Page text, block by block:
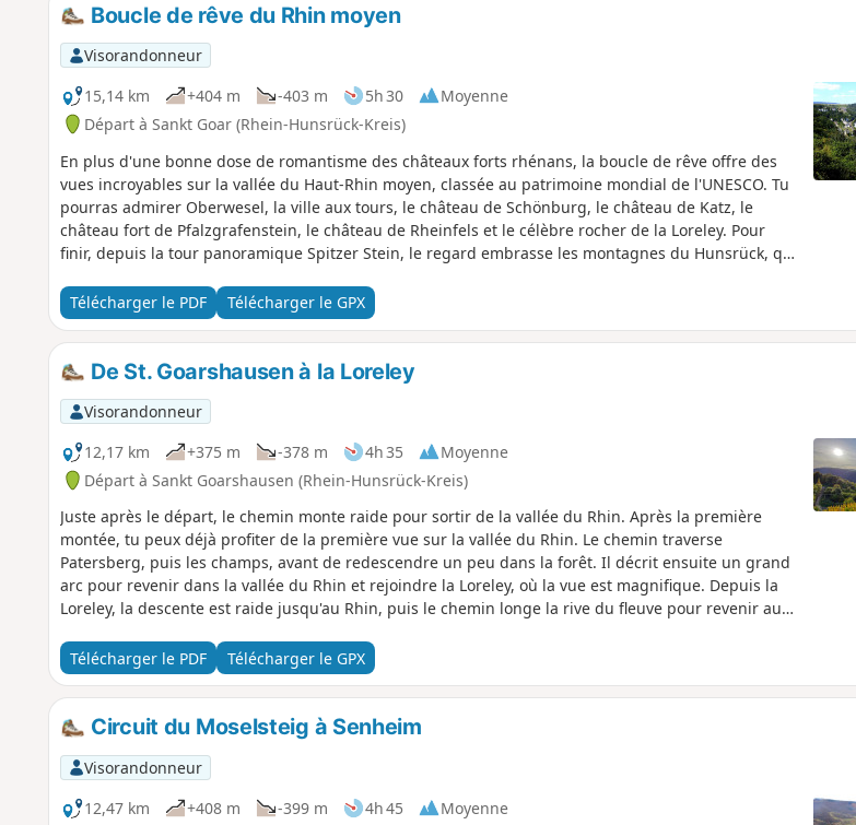
Boucle de rêve du Rhin moyen
Visorandonneur
15,14 km
+404 m -403 m 5h 30
Moyenne
Départ à Sankt Goar (Rhein-Hunsrück-Kreis)
En plus d'une bonne dose de romantisme des châteaux forts rhénans, la boucle de rêve offre des
vues incroyables sur la vallée du Haut-Rhin moyen, classée au patrimoine mondial de l'UNESCO. Tu
pourras admirer Oberwesel, la ville aux tours, le château de Schönburg, le château de Katz, le
château fort de Pfalzgrafenstein, le château de Rheinfels et le célèbre rocher de la Loreley. Pour
finir, depuis la tour panoramique Spitzer Stein, le regard embrasse les montagnes du Hunsrück, qui
Télécharger le PDF
Télécharger le GPX
De St. Goarshausen à la Loreley
Visorandonneur
12,17 km
+375 m -378 m 4h 35
Moyenne
Départ à Sankt Goarshausen (Rhein-Hunsrück-Kreis)
Juste après le départ, le chemin monte raide pour sortir de la vallée du Rhin. Après la première
montée, tu peux déjà profiter de la première vue sur la vallée du Rhin. Le chemin traverse
Patersberg, puis les champs, avant de redescendre un peu dans la forêt. Il décrit ensuite un grand
arc pour revenir dans la vallée du Rhin et rejoindre la Loreley, où la vue est magnifique. Depuis la
Loreley, la descente est raide jusqu'au Rhin, puis le chemin longe la rive du fleuve pour revenir au
Télécharger le PDF
Télécharger le GPX
Circuit du Moselsteig à Senheim
Visorandonneur
12,47 km
+408 m -399 m 4h 45
Moyenne